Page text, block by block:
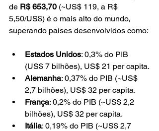
de R$ 653,70 (~US$ 119, a R$
5,50/US$) é o mais alto do mundo,
superando países desenvolvidos como:
Estados Unidos: 0,3% do PIB
(US$ 7 bilhões), US$ 21 per capita.
Alemanha: 0,37% do PIB (~US$
2,7 bilhões), US$ 32 per capita.
França: 0,2% do PIB (~US$ 2,2
bilhões), US$ 32 per capita.
Itália: 0,19% do PIB (~US$ 2,7